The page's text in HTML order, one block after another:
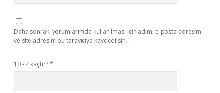
Daha sonraki yorumlarımda kullanılması için adım, e-posta adresim
ve site adresim bu tarayıcıya kaydedilsin.
10 - 4 kaçtır?*